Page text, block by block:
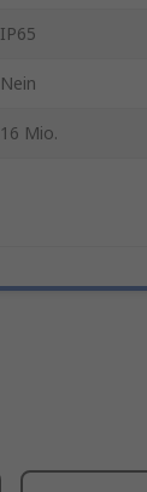
IP65
Nein
16 Mio.